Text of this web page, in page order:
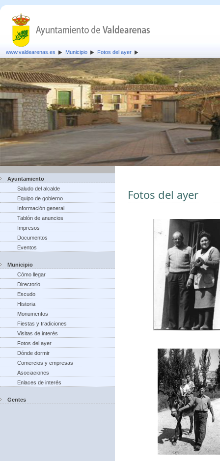
www.valdearenas.es Municipio Fotos del ayer
Ayuntamiento
Saludo del alcalde
Equipo de gobierno
Información general
Tablón de anuncios
Impresos
Documentos
Eventos
Municipio
Cómo llegar
Directorio
Escudo
Historia
Monumentos
Fiestas y tradiciones
Visitas de interés
Fotos del ayer
Dónde dormir
Comercios y empresas
Asociaciones
Enlaces de interés
Gentes
Fotos del ayer